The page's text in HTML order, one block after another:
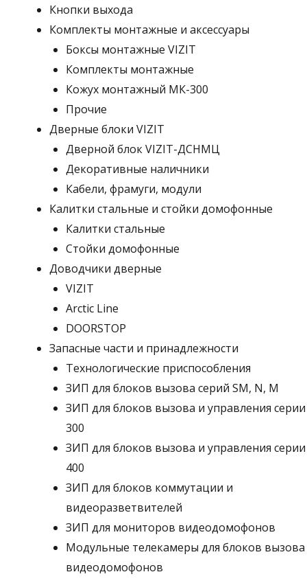
Кнопки выхода
Комплекты монтажные и аксессуары
Боксы монтажные VIZIT
Комплекты монтажные
Кожух монтажный МК-300
Прочие
Дверные блоки VIZIT
Дверной блок VIZIT-ДСНМЦ
Декоративные наличники
Кабели, фрамуги, модули
Калитки стальные и стойки домофонные
Калитки стальные
Стойки домофонные
Доводчики дверные
VIZIT
Arctic Line
DOORSTOP
Запасные части и принадлежности
Технологические приспособления
ЗИП для блоков вызова серий SM, N, M
ЗИП для блоков вызова и управления серии
300
ЗИП для блоков вызова и управления серии
400
ЗИП для блоков коммутации и
видеоразветвителей
ЗИП для мониторов видеодомофонов
Модульные телекамеры для блоков вызова
видеодомофонов